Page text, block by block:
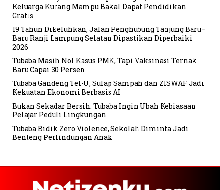
Keluarga Kurang Mampu Bakal Dapat Pendidikan
Gratis
19 Tahun Dikeluhkan, Jalan Penghubung Tanjung Baru–
Baru Ranji Lampung Selatan Dipastikan Diperbaiki
2026
Tubaba Masih Nol Kasus PMK, Tapi Vaksinasi Ternak
Baru Capai 30 Persen
Tubaba Gandeng Tel-U, Sulap Sampah dan ZISWAF Jadi
Kekuatan Ekonomi Berbasis AI
Bukan Sekadar Bersih, Tubaba Ingin Ubah Kebiasaan
Pelajar Peduli Lingkungan
Tubaba Bidik Zero Violence, Sekolah Diminta Jadi
Benteng Perlindungan Anak